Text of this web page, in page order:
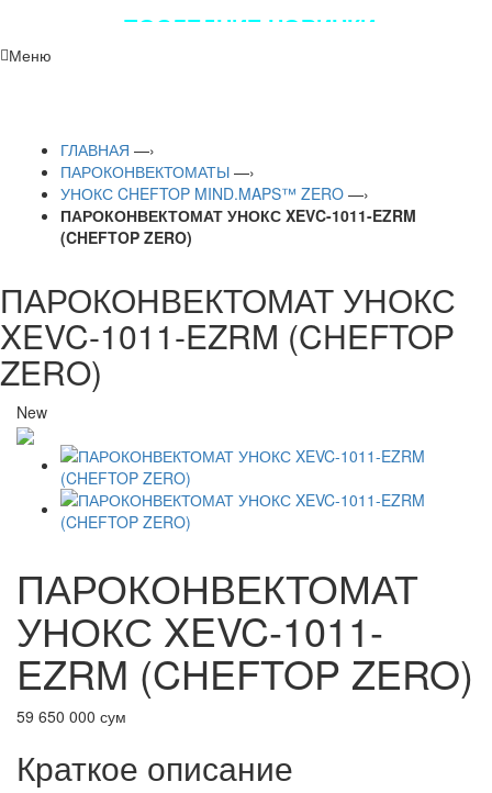
ПОСЛЕДНИЕ НОВИНКИ
Меню
ГЛАВНАЯ —›
ПАРОКОНВЕКТОМАТЫ —›
УНОКС CHEFTOP MIND.MAPS™ ZERO —›
ПАРОКОНВЕКТОМАТ УНОКС XEVC-1011-EZRM
(CHEFTOP ZERO)
ПАРОКОНВЕКТОМАТ УНОКС
XEVC-1011-EZRM (CHEFTOP
ZERO)
New
ПАРОКОНВЕКТОМАТ
УНОКС XEVC-1011-
EZRM (CHEFTOP ZERO)
59 650 000 сум
Краткое описание